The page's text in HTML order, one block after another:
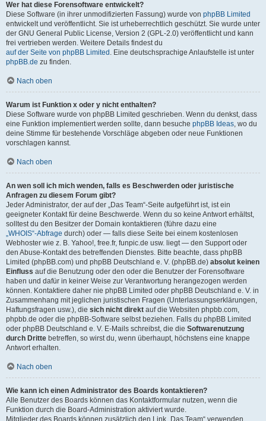
Wer hat diese Forensoftware entwickelt?
Diese Software (in ihrer unmodifizierten Fassung) wurde von phpBB Limited
entwickelt und veröffentlicht. Sie ist urheberrechtlich geschützt. Sie wurde unter
der GNU General Public License, Version 2 (GPL-2.0) veröffentlicht und kann
frei vertrieben werden. Weitere Details findest du
auf der Seite von phpBB Limited . Eine deutschsprachige Anlaufstelle ist unter
phpBB.de zu finden.
Nach oben
Warum ist Funktion x oder y nicht enthalten?
Diese Software wurde von phpBB Limited geschrieben. Wenn du denkst, dass
eine Funktion implementiert werden sollte, dann besuche phpBB Ideas, wo du
deine Stimme für bestehende Vorschläge abgeben oder neue Funktionen
vorschlagen kannst.
Nach oben
An wen soll ich mich wenden, falls es Beschwerden oder juristische
Anfragen zu diesem Forum gibt?
Jeder Administrator, der auf der „Das Team“-Seite aufgeführt ist, ist ein
geeigneter Kontakt für deine Beschwerde. Wenn du so keine Antwort erhältst,
solltest du den Besitzer der Domain kontaktieren (führe dazu eine
„WHOIS“-Abfrage durch) oder — falls diese Seite bei einem kostenlosen
Webhoster wie z. B. Yahoo!, free.fr, funpic.de usw. liegt — den Support oder
den Abuse-Kontakt des betreffenden Dienstes. Bitte beachte, dass phpBB
Limited (phpBB.com) und phpBB Deutschland e. V. (phpBB.de) absolut keinen
Einfluss auf die Benutzung oder den oder die Benutzer der Forensoftware
haben und dafür in keiner Weise zur Verantwortung herangezogen werden
können. Kontaktiere daher nie phpBB Limited oder phpBB Deutschland e. V. in
Zusammenhang mit jeglichen juristischen Fragen (Unterlassungserklärungen,
Haftungsfragen usw.), die sich nicht direkt auf die Websiten phpbb.com,
phpbb.de oder die phpBB-Software selbst beziehen. Falls du phpBB Limited
oder phpBB Deutschland e. V. E-Mails schreibst, die die Softwarenutzung
durch Dritte betreffen, so wirst du, wenn überhaupt, höchstens eine knappe
Antwort erhalten.
Nach oben
Wie kann ich einen Administrator des Boards kontaktieren?
Alle Benutzer des Boards können das Kontaktformular nutzen, wenn die
Funktion durch die Board-Administration aktiviert wurde.
Mitglieder des Boards können zusätzlich den Link „Das Team“ verwenden.